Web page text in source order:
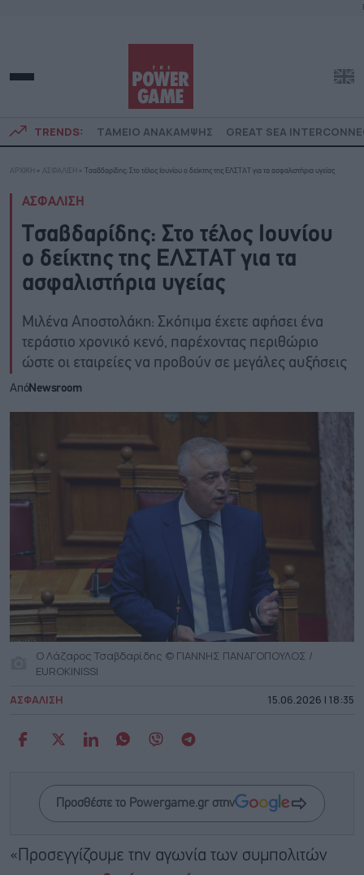
TRENDS: ΤΑΜΕΙΟ ΑΝΑΚΑΜΨΗΣ GREAT SEA
ΑΡΧΙΚΗ » ΑΣΦΑΛΙΣΗ » Τσαβδαρίδης: Στο τέλος Ιουνίου ο δείκτης της ΕΛΣΤΑΤ για τα ασφαλιστήρια υγείας
ΑΣΦΑΛΙΣΗ
Τσαβδαρίδης: Στο τέλος Ιουνίου
ο δείκτης της ΕΛΣΤΑΤ για τα
ασφαλιστήρια υγείας
Μιλένα Αποστολάκη: Σκόπιμα έχετε αφήσει ένα
τεράστιο χρονικό κενό, παρέχοντας περιθώριο
ώστε οι εταιρείες να προβούν σε μεγάλες αυξήσεις
ΑπόNewsroom
Ο Λάζαρος Τσαβδαρίδης © ΓΙΑΝΝΗΣ ΠΑΝΑΓΟΠΟΥΛΟΣ /
EUROKINISSI
ΑΣΦΑΛΙΣΗ 15.06.2026 | 18:35
Προσθέστε το Powergame.gr στην
«Προσεγγίζουμε την αγωνία των συμπολιτών